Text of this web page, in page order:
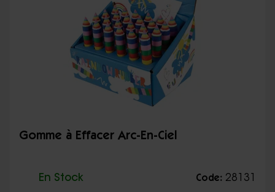
Gomme à Effacer Arc-En-Ciel
En Stock Code: 28131